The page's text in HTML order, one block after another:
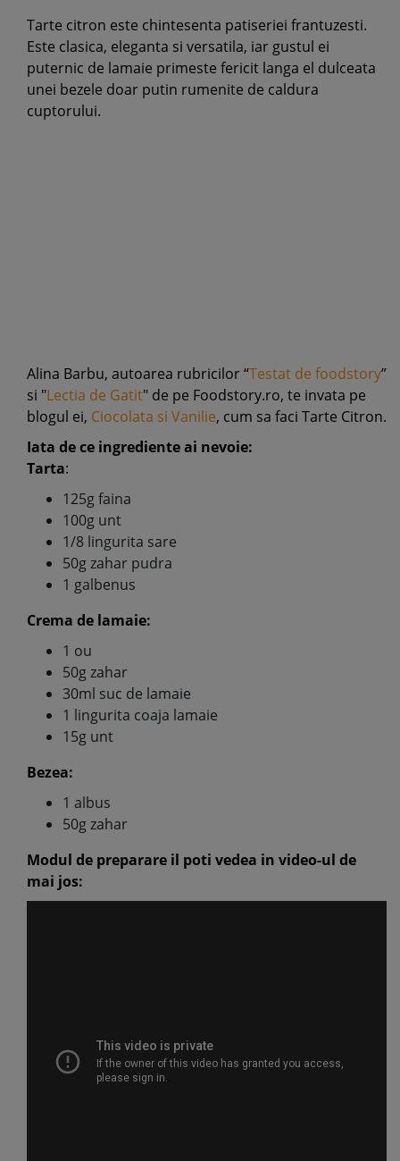
Tarte citron este chintesenta patiseriei frantuzesti.
Este clasica, eleganta si versatila, iar gustul ei
puternic de lamaie primeste fericit langa el dulceata
unei bezele doar putin rumenite de caldura
cuptorului.
Alina Barbu, autoarea rubricilor “Testat de foodstory”
si "Lectia de Gatit" de pe Foodstory.ro, te invata pe
blogul ei, Ciocolata si Vanilie, cum sa faci Tarte Citron.
Iata de ce ingrediente ai nevoie:
Tarta:
125g faina
100g unt
1/8 lingurita sare
50g zahar pudra
1 galbenus
Crema de lamaie:
1 ou
50g zahar
30ml suc de lamaie
1 lingurita coaja lamaie
15g unt
Bezea:
1 albus
50g zahar
Modul de preparare il poti vedea in video-ul de
mai jos: